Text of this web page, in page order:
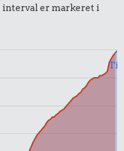
interval er markeret i
Til